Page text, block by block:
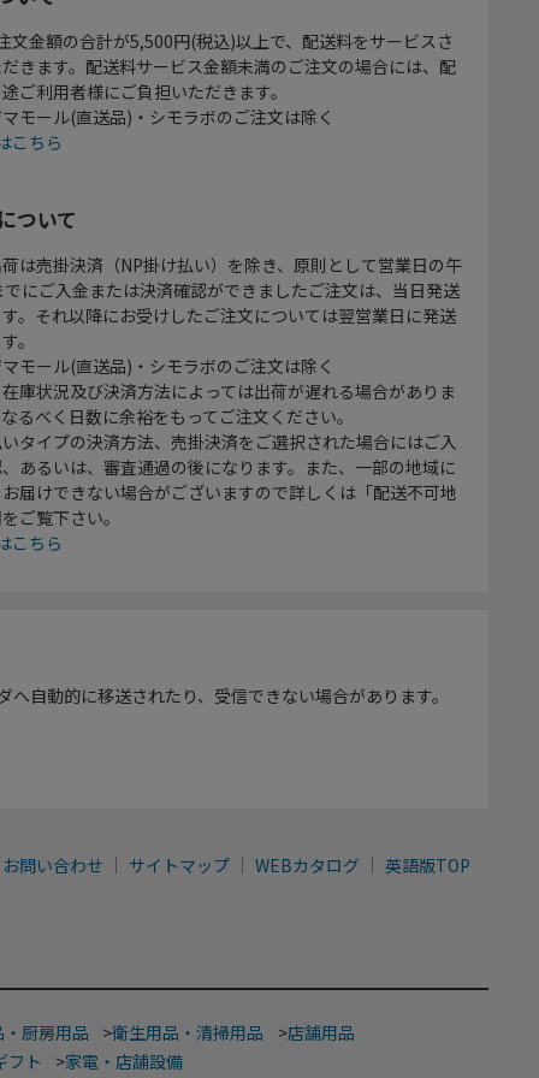
文金額の合計が5,500円(税込)以上で、配送料をサービスさ
きます。配送料サービス金額未満のご注文の場合には、配
ご利用者様にご負担いただきます。
モール(直送品)・シモラボのご注文は除く
こちら
ついて
は売掛決済（NP掛け払い）を除き、原則として営業日の午
にご入金または決済確認ができましたご注文は、当日発送
。それ以降にお受けしたご注文については翌営業日に発送
。
モール(直送品)・シモラボのご注文は除く
庫状況及び決済方法によっては出荷が遅れる場合がありま
るべく日数に余裕をもってご注文ください。
タイプの決済方法、売掛決済をご選択された場合にはご入
あるいは、審査通過の後になります。また、一部の地域に
届けできない場合がございますので詳しくは「配送不可地
ご覧下さい。
こちら
自動的に移送されたり、受信できない場合があります。
お問い合わせ サイトマップ WEBカタログ 英語版TOP
厨房用品 >衛生用品・清掃用品 >店舗用品
フト
>家電・店舗設備